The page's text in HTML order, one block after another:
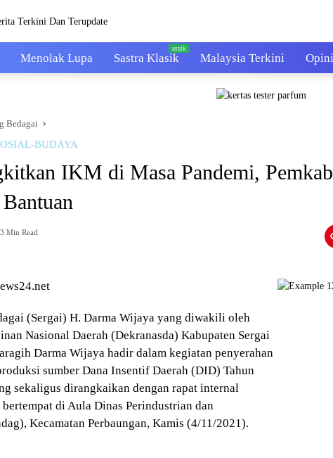
Menolak Lupa Sastra Klasik Malaysia Terkini Opini
Bedagai
BUDAYA
IKM di Masa Pandemi, Pemkab
3 Min Read
(Sergai) H. Darma Wijaya yang diwakili oleh
Nasional Daerah (Dekranasda) Kabupaten Sergai
Darma Wijaya hadir dalam kegiatan penyerahan
sumber Dana Insentif Daerah (DID) Tahun
sekaligus dirangkaikan dengan rapat internal
bertempat di Aula Dinas Perindustrian dan
Kecamatan Perbaungan, Kamis (4/11/2021).